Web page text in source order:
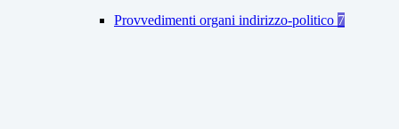
Provvedimenti organi indirizzo-politico 7